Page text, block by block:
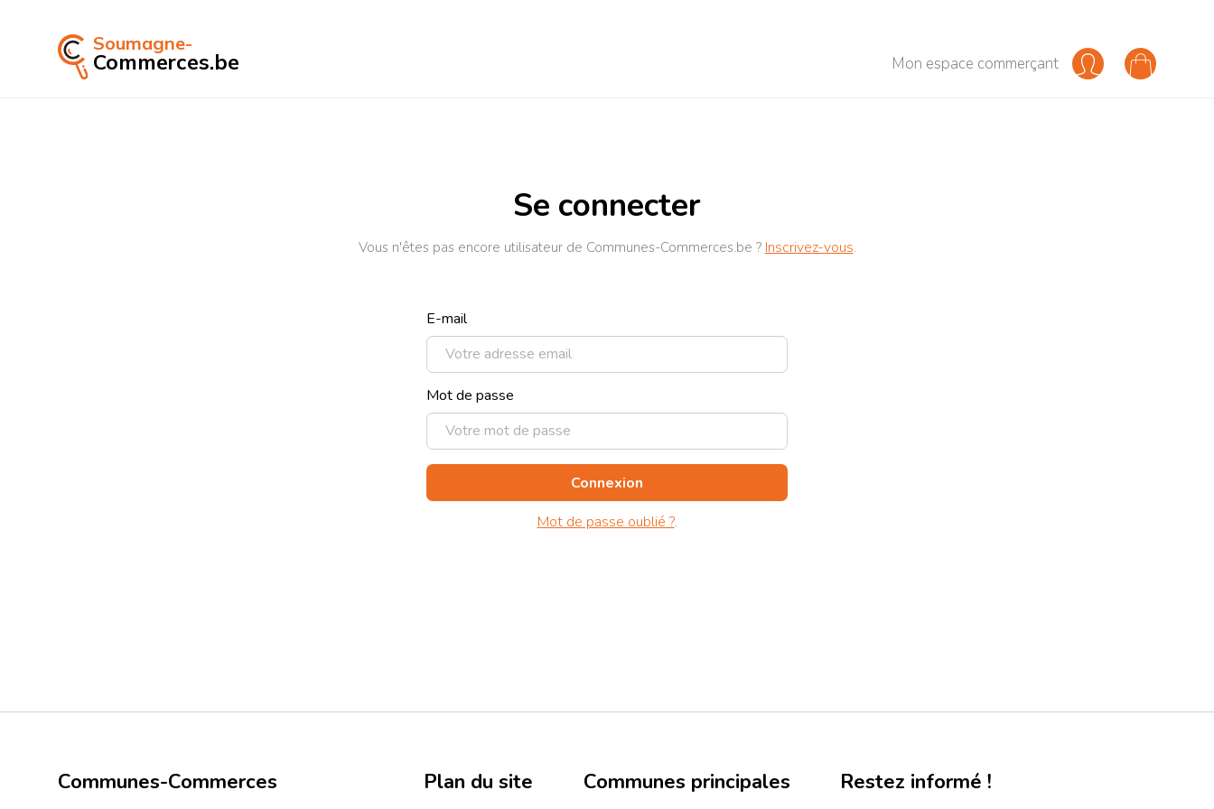
Soumagne-
Commerces.be Mon espace commerçant
Se connecter
Vous n'êtes pas encore utilisateur de Communes-Commerces.be ? Inscrivez-vous.
E-mail
Mot de passe
Mot de passe oublié ?.
Communes-Commerces Plan du site Communes principales Restez informé !